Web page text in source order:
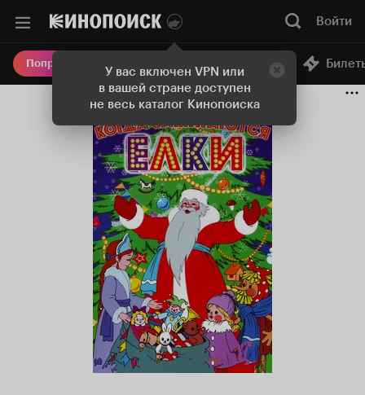
У вас включен VPN или
в вашей стране доступен
не весь каталог Кинопоиска
Войти
Попробовать Плюс Онлайн-кинотеатр